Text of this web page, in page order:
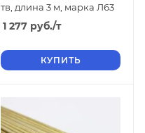
тв, длина 3 м, марка Л63
1 277 руб./т
КУПИТЬ